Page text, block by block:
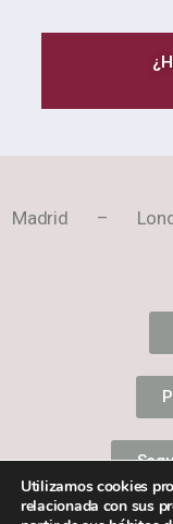
Madrid –
Utilizamos cookies
relacionada con sus